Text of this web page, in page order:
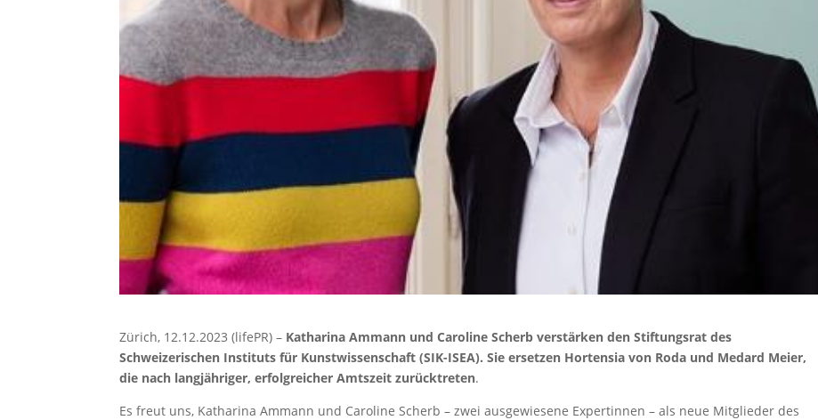
Zürich, 12.12.2023 (lifePR) – Katharina Ammann und Caroline Scherb verstärken den Stiftungsrat des
Schweizerischen Instituts für Kunstwissenschaft (SIK-ISEA). Sie ersetzen Hortensia von Roda und Medard Meier,
die nach langjähriger, erfolgreicher Amtszeit zurücktreten.
Es freut uns, Katharina Ammann und Caroline Scherb – zwei ausgewiesene Expertinnen – als neue Mitglieder des